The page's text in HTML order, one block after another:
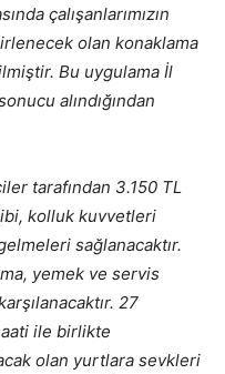
çalışanlarımızın
olan konaklama
Bu uygulama İl
alındığından
tarafından 3.150 TL
kolluk kuvvetleri
sağlanacaktır.
yemek ve servis
27
ile birlikte
olan yurtlara sevkleri